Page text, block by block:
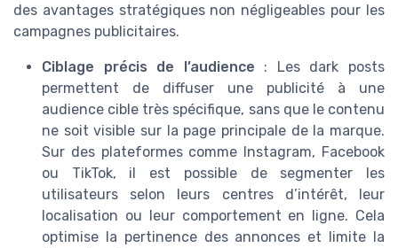
des avantages stratégiques non négligeables pour les
campagnes publicitaires.
Ciblage précis de l’audience : Les dark posts
permettent de diffuser une publicité à une
audience cible très spécifique, sans que le contenu
ne soit visible sur la page principale de la marque.
Sur des plateformes comme Instagram, Facebook
ou TikTok, il est possible de segmenter les
utilisateurs selon leurs centres d’intérêt, leur
localisation ou leur comportement en ligne. Cela
optimise la pertinence des annonces et limite la